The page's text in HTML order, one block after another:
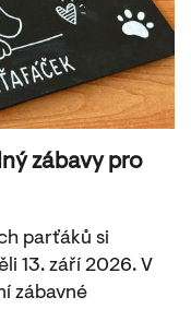
zábavy pro
parťáků si
13. září 2026. V
zábavné